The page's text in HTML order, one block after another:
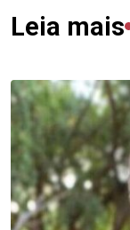
Leia mais